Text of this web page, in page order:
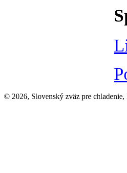
© 2026, Slovenský zväz pre chladenie,